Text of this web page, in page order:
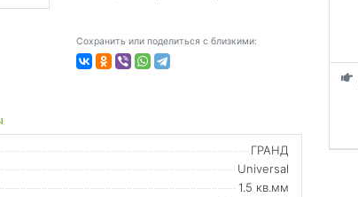
Сохранить или поделиться с близкими:
ГРАНД
Universal
1.5 кв.мм